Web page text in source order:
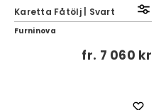
Karetta Fåtölj | Svart
Furninova
fr. 7 060 kr